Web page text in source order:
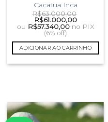
Cacatua Inca
R$63.000,00
O
preço
original
era:
R$63.000,00.
R$61.000,00O
preço
ou R$57.340,00 no PIX
(6% off)
ADICIONAR AO CARRINHO